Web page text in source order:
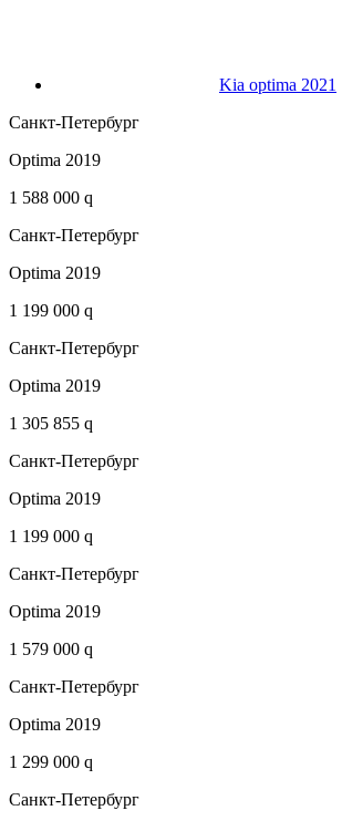
Kia optima 2021
Санкт-Петербург
Optima 2019
1 588 000 q
Санкт-Петербург
Optima 2019
1 199 000 q
Санкт-Петербург
Optima 2019
1 305 855 q
Санкт-Петербург
Optima 2019
1 199 000 q
Санкт-Петербург
Optima 2019
1 579 000 q
Санкт-Петербург
Optima 2019
1 299 000 q
Санкт-Петербург